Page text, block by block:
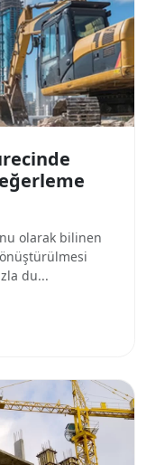
olarak bilinen
du...